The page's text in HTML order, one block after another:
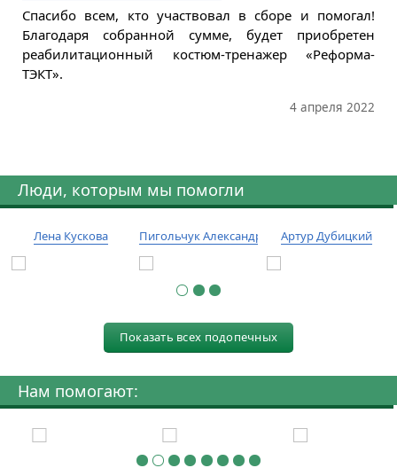
Спасибо всем, кто участвовал в сборе и помогал!
Благодаря собранной сумме, будет приобретен
реабилитационный костюм-тренажер «Реформа-
ТЭКТ».
4 апреля 2022
Люди, которым мы помогли
Лена Кускова Пигольчук Александр Артур Дубицкий
Показать всех подопечных
Нам помогают: